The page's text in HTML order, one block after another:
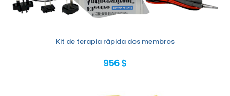
Kit de terapia rápida dos membros
956 $